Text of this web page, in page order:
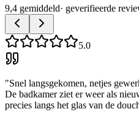
9,4 gemiddeld· geverifieerde
5.0
"Snel langsgekomen, netjes
De badkamer ziet er weer als
precies langs het glas van de